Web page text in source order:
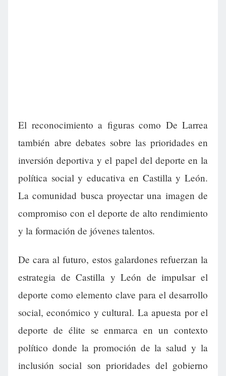
El reconocimiento a figuras como De Larrea
también abre debates sobre las prioridades en
inversión deportiva y el papel del deporte en la
política social y educativa en Castilla y León.
La comunidad busca proyectar una imagen de
compromiso con el deporte de alto rendimiento
y la formación de jóvenes talentos.
De cara al futuro, estos galardones refuerzan la
estrategia de Castilla y León de impulsar el
deporte como elemento clave para el desarrollo
social, económico y cultural. La apuesta por el
deporte de élite se enmarca en un contexto
político donde la promoción de la salud y la
inclusión social son prioridades del gobierno